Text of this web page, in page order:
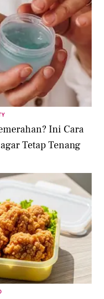
Ini Cara
Tetap Tenang